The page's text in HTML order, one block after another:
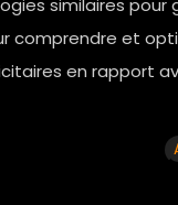
similaires
et
en rapport